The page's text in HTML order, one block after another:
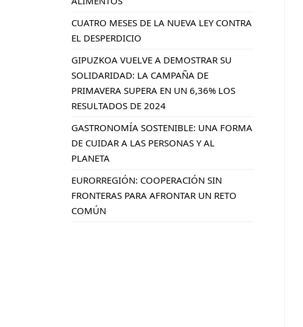
CUATRO MESES DE LA NUEVA LEY CONTRA
EL DESPERDICIO
GIPUZKOA VUELVE A DEMOSTRAR SU
SOLIDARIDAD: LA CAMPAÑA DE
PRIMAVERA SUPERA EN UN 6,36% LOS
RESULTADOS DE 2024
GASTRONOMÍA SOSTENIBLE: UNA FORMA
DE CUIDAR A LAS PERSONAS Y AL
PLANETA
EURORREGIÓN: COOPERACIÓN SIN
FRONTERAS PARA AFRONTAR UN RETO
COMÚN